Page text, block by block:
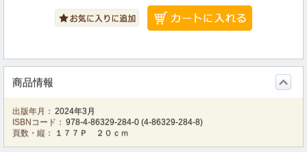
商品情報
出版年月： 2024年3月
ISBNコード： 978-4-86329-284-0 (4-86329-284-8)
頁数・縦：
１７７Ｐ ２０ｃｍ